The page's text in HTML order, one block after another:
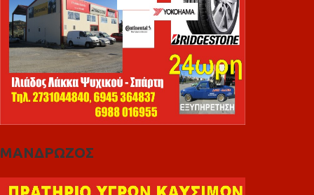
ΜΑΝΔΡΩΖΟΣ